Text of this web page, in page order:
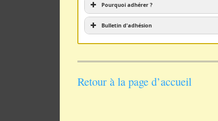
Pourquoi adhérer ?
Votre profession touche un
autre domaine
etc.).
Bulletin d'adhésion
Retour à la page d’accueil